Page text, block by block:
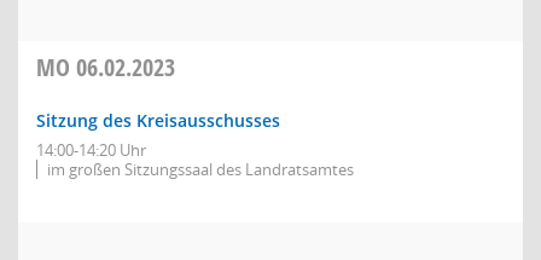
MO 06.02.2023
Sitzung des Kreisausschusses
14:00-14:20 Uhr
im großen Sitzungssaal des Landratsamtes